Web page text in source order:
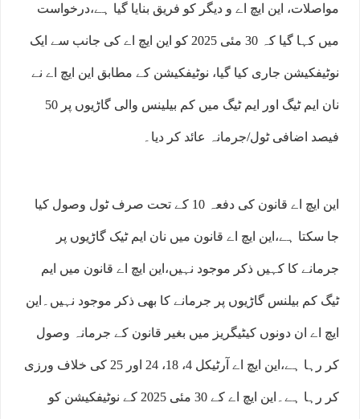
مواصلات، این ایچ اے و دیگر کو فریق بنایا گیا ہے،درخواست
میں کہا گیا کہ 30 مئی 2025 کو این ایچ اے کی جانب سے ایک
نوٹیفکیشن جاری کیا گیا، نوٹیفکیشن کے مطابق این ایچ اے نے
نان ایم ٹیگ اور ایم ٹیگ میں کم بیلینس والی گاڑیوں پر 50
فیصد اضافی ٹول/جرمانہ عائد کر دیا۔
این ایچ اے قانون کی دفعہ 10 کے تحت صرف ٹول وصول کیا
جا سکتا ہے،این ایچ اے قانون میں نان ایم ٹیک گاڑیوں پر
جرمانے کا کہیں ذکر موجود نہیں،این ایچ اے قانون میں ایم
ٹیگ کم بیلنس گاڑیوں پر جرمانے کا بھی ذکر موجود نہیں۔این
ایچ اے ان دونوں کیٹیگریز میں بغیر قانون کے جرمانہ وصول
کر رہا ہے،این ایچ اے آرٹیکل 4، 18، 24 اور 25 کی خلاف ورزی
کر رہا ہے۔این ایچ اے کے 30 مئی 2025 کے نوٹیفکیشن کو